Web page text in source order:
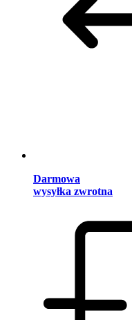
Darmowa
wysyłka zwrotna